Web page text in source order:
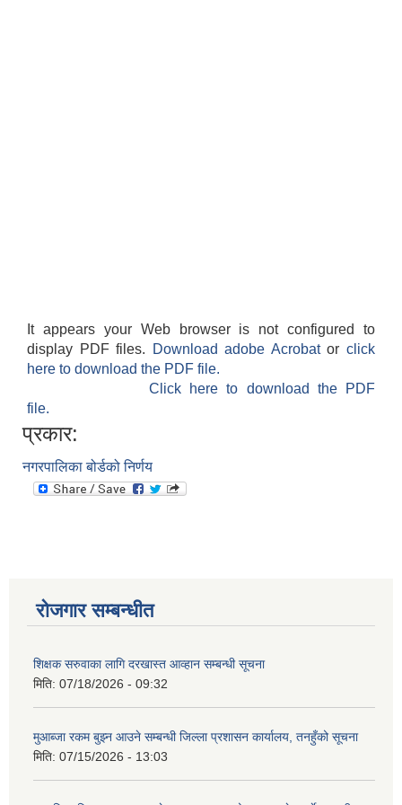
It appears your Web browser is not configured to
display PDF files.
Download adobe Acrobatorclick
here to download the PDF file.
Click here to download the PDF
file.
प्रकार:
नगरपालिका बोर्डको निर्णय
रोजगार सम्बन्धीत
शिक्षक सरुवाका लागि दरखास्त आव्हान सम्बन्धी सूचना
मिति: 07/18/2026 - 09:32
मुआब्जा रकम बुझ्न आउने सम्बन्धी जिल्ला प्रशासन कार्यालय, तनहुँको सूचना
मिति: 07/15/2026 - 13:03